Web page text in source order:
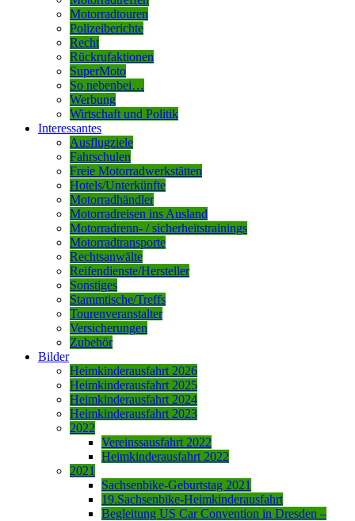
Motorradtouren
Polizeiberichte
Recht
Rückrufaktionen
SuperMoto
So nebenbei…
Werbung
Wirtschaft und Politik
Interessantes
Ausflugziele
Fahrschulen
Freie Motorradwerkstätten
Hotels/Unterkünfte
Motorradhändler
Motorradreisen ins Ausland
Motorradrenn- / sicherheitstrainings
Motorradtransporte
Rechtsanwälte
Reifendienste/Hersteller
Sonstiges
Stammtische/Treffs
Tourenveranstalter
Versicherungen
Zubehör
Bilder
Heimkinderausfahrt 2026
Heimkinderausfahrt 2025
Heimkinderausfahrt 2024
Heimkinderausfahrt 2023
2022
Vereinssausfahrt 2022
Heimkinderausfahrt 2022
2021
Sachsenbike-Geburtstag 2021
19.Sachsenbike-Heimkinderausfahrt
Begleitung US Car Convention in Dresden –